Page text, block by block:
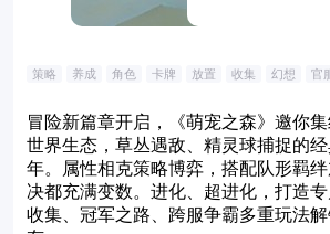
策略 养成 角色 卡牌 放置 收集 幻想 官
冒险新篇章开启，《萌宠之森》邀你
世界生态，草丛遇敌、精灵球捕捉的
年。属性相克策略博弈，搭配队形羁
决都充满变数。进化、超进化，打造
收集、冠军之路、跨服争霸多重玩法